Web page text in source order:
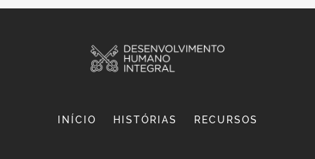
INÍCIO HISTÓRIAS RECURSOS